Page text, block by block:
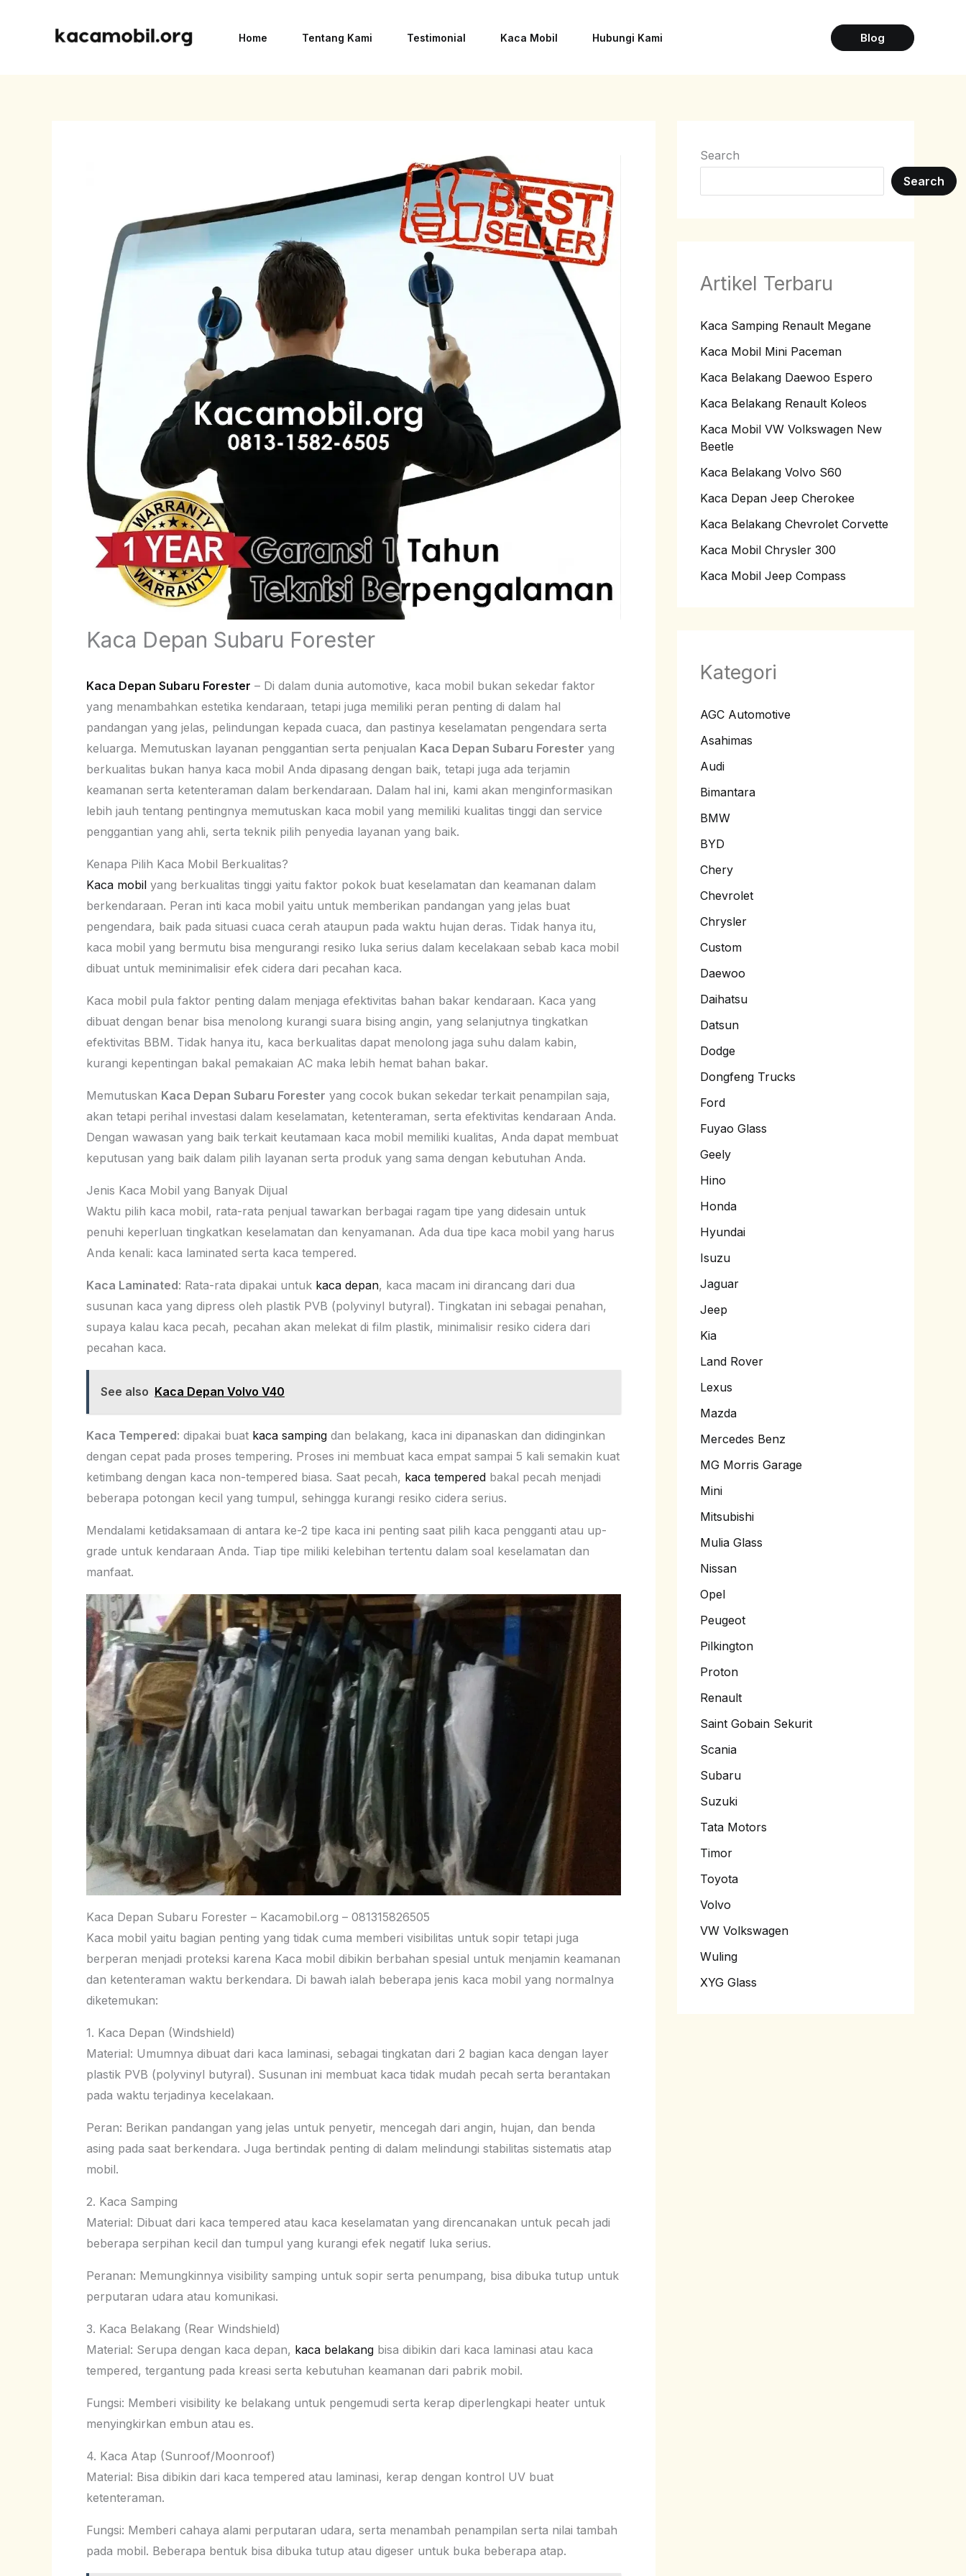
Home Tentang Kami Testimonial Kaca Mobil Hubungi Kami Blog
Kaca Depan Subaru Forester
Kaca Depan Subaru Forester – Di dalam dunia automotive, kaca mobil bukan sekedar faktor
yang menambahkan estetika kendaraan, tetapi juga memiliki peran penting di dalam hal
pandangan yang jelas, pelindungan kepada cuaca, dan pastinya keselamatan pengendara serta
keluarga. Memutuskan layanan penggantian serta penjualan Kaca Depan Subaru Forester yang
berkualitas bukan hanya kaca mobil Anda dipasang dengan baik, tetapi juga ada terjamin
keamanan serta ketenteraman dalam berkendaraan. Dalam hal ini, kami akan menginformasikan
lebih jauh tentang pentingnya memutuskan kaca mobil yang memiliki kualitas tinggi dan service
penggantian yang ahli, serta teknik pilih penyedia layanan yang baik.
Kenapa Pilih Kaca Mobil Berkualitas?
Kaca mobil yang berkualitas tinggi yaitu faktor pokok buat keselamatan dan keamanan dalam
berkendaraan. Peran inti kaca mobil yaitu untuk memberikan pandangan yang jelas buat
pengendara, baik pada situasi cuaca cerah ataupun pada waktu hujan deras. Tidak hanya itu,
kaca mobil yang bermutu bisa mengurangi resiko luka serius dalam kecelakaan sebab kaca mobil
dibuat untuk meminimalisir efek cidera dari pecahan kaca.
Kaca mobil pula faktor penting dalam menjaga efektivitas bahan bakar kendaraan. Kaca yang
dibuat dengan benar bisa menolong kurangi suara bising angin, yang selanjutnya tingkatkan
efektivitas BBM. Tidak hanya itu, kaca berkualitas dapat menolong jaga suhu dalam kabin,
kurangi kepentingan bakal pemakaian AC maka lebih hemat bahan bakar.
Memutuskan Kaca Depan Subaru Forester yang cocok bukan sekedar terkait penampilan saja,
akan tetapi perihal investasi dalam keselamatan, ketenteraman, serta efektivitas kendaraan Anda.
Dengan wawasan yang baik terkait keutamaan kaca mobil memiliki kualitas, Anda dapat membuat
keputusan yang baik dalam pilih layanan serta produk yang sama dengan kebutuhan Anda.
Jenis Kaca Mobil yang Banyak Dijual
Waktu pilih kaca mobil, rata-rata penjual tawarkan berbagai ragam tipe yang didesain untuk
penuhi keperluan tingkatkan keselamatan dan kenyamanan. Ada dua tipe kaca mobil yang harus
Anda kenali: kaca laminated serta kaca tempered.
Kaca Laminated: Rata-rata dipakai untuk kaca depan, kaca macam ini dirancang dari dua
susunan kaca yang dipress oleh plastik PVB (polyvinyl butyral). Tingkatan ini sebagai penahan,
supaya kalau kaca pecah, pecahan akan melekat di film plastik, minimalisir resiko cidera dari
pecahan kaca.
See also Kaca Depan Volvo V40
Kaca Tempered: dipakai buat kaca samping dan belakang, kaca ini dipanaskan dan didinginkan
dengan cepat pada proses tempering. Proses ini membuat kaca empat sampai 5 kali semakin kuat
ketimbang dengan kaca non-tempered biasa. Saat pecah, kaca tempered bakal pecah menjadi
beberapa potongan kecil yang tumpul, sehingga kurangi resiko cidera serius.
Mendalami ketidaksamaan di antara ke-2 tipe kaca ini penting saat pilih kaca pengganti atau up-
grade untuk kendaraan Anda. Tiap tipe miliki kelebihan tertentu dalam soal keselamatan dan
manfaat.
Kaca Depan Subaru Forester – Kacamobil.org – 081315826505
Kaca mobil yaitu bagian penting yang tidak cuma memberi visibilitas untuk sopir tetapi juga
berperan menjadi proteksi karena Kaca mobil dibikin berbahan spesial untuk menjamin keamanan
dan ketenteraman waktu berkendara. Di bawah ialah beberapa jenis kaca mobil yang normalnya
diketemukan:
1. Kaca Depan (Windshield)
Material: Umumnya dibuat dari kaca laminasi, sebagai tingkatan dari 2 bagian kaca dengan layer
plastik PVB (polyvinyl butyral). Susunan ini membuat kaca tidak mudah pecah serta berantakan
pada waktu terjadinya kecelakaan.
Peran: Berikan pandangan yang jelas untuk penyetir, mencegah dari angin, hujan, dan benda
asing pada saat berkendara. Juga bertindak penting di dalam melindungi stabilitas sistematis atap
mobil.
2. Kaca Samping
Material: Dibuat dari kaca tempered atau kaca keselamatan yang direncanakan untuk pecah jadi
beberapa serpihan kecil dan tumpul yang kurangi efek negatif luka serius.
Peranan: Memungkinnya visibility samping untuk sopir serta penumpang, bisa dibuka tutup untuk
perputaran udara atau komunikasi.
3. Kaca Belakang (Rear Windshield)
Material: Serupa dengan kaca depan, kaca belakang bisa dibikin dari kaca laminasi atau kaca
tempered, tergantung pada kreasi serta kebutuhan keamanan dari pabrik mobil.
Fungsi: Memberi visibility ke belakang untuk pengemudi serta kerap diperlengkapi heater untuk
menyingkirkan embun atau es.
4. Kaca Atap (Sunroof/Moonroof)
Material: Bisa dibikin dari kaca tempered atau laminasi, kerap dengan kontrol UV buat
ketenteraman.
Fungsi: Memberi cahaya alami perputaran udara, serta menambah penampilan serta nilai tambah
pada mobil. Beberapa bentuk bisa dibuka tutup atau digeser untuk buka beberapa atap.
Search
Search
Artikel Terbaru
Kaca Samping Renault Megane
Kaca Mobil Mini Paceman
Kaca Belakang Daewoo Espero
Kaca Belakang Renault Koleos
Kaca Mobil VW Volkswagen New
Beetle
Kaca Belakang Volvo S60
Kaca Depan Jeep Cherokee
Kaca Belakang Chevrolet Corvette
Kaca Mobil Chrysler 300
Kaca Mobil Jeep Compass
Kategori
AGC Automotive
Asahimas
Audi
Bimantara
BMW
BYD
Chery
Chevrolet
Chrysler
Custom
Daewoo
Daihatsu
Datsun
Dodge
Dongfeng Trucks
Ford
Fuyao Glass
Geely
Hino
Honda
Hyundai
Isuzu
Jaguar
Jeep
Kia
Land Rover
Lexus
Mazda
Mercedes Benz
MG Morris Garage
Mini
Mitsubishi
Mulia Glass
Nissan
Opel
Peugeot
Pilkington
Proton
Renault
Saint Gobain Sekurit
Scania
Subaru
Suzuki
Tata Motors
Timor
Toyota
Volvo
VW Volkswagen
Wuling
XYG Glass